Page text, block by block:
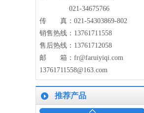
021-34675766
传 真：021-54303869-802
销售热线：13761711558
售后热线：13761712058
邮 箱： fr@faruiyiqi.com
13761711558@163.com
推荐产品
拉力机FR-108C电脑伺服拉力试验机